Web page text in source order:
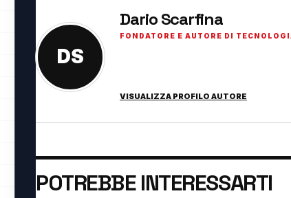
DS
Dario Scarfina
FONDATORE E AUTORE DI
VISUALIZZA PROFILO AUTORE
POTREBBE INTERESSARTI